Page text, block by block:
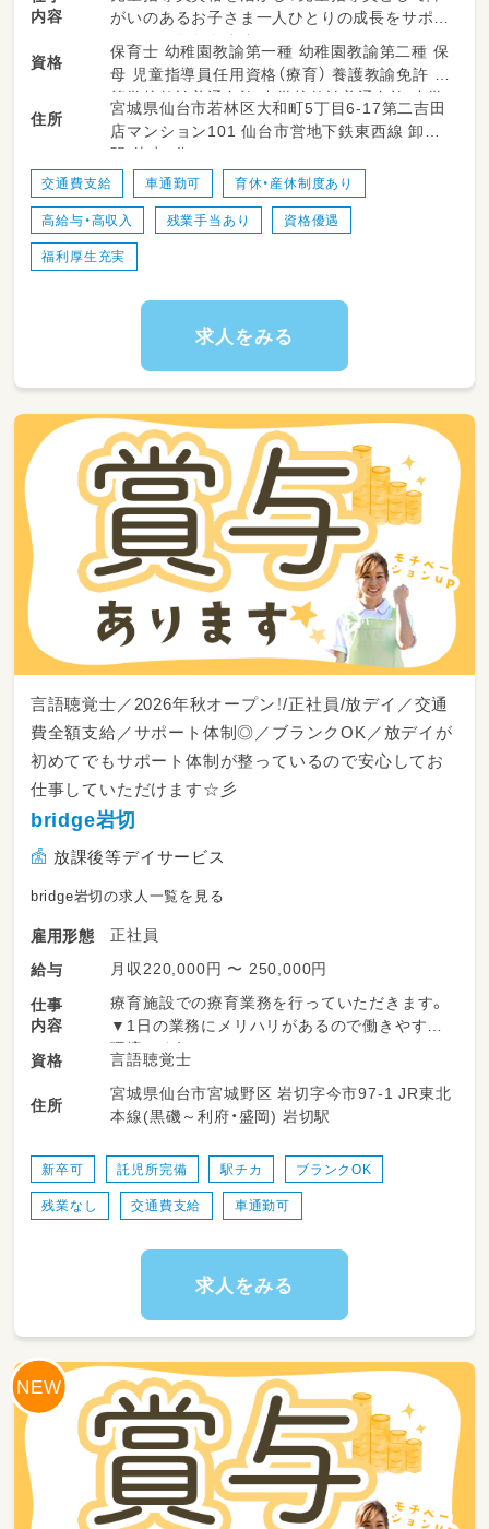
内容
がいのあるお子さま一人ひとりの成長をサポー
トしていただきます。
具体的には…
お子さま一人ひとりに合わせた療育支援
遊びや学習、運動を通した成長のサポート
ンなど）の支援
集団活動やレクリエーションの企画・運営
学校・ご自宅への送迎業務
保護者様との情報共有・相談対応
活動記録などの簡単な事務作業
です！ 一人ひとりの成長を近くで感じられる、
やりがいのあるお仕事です(^^)/
資格
保育士 幼稚園教諭第一種 幼稚園教諭第二種 保
母 児童指導員任用資格（療育） 養護教諭免許 高
等学校教諭普通免許 中学校教諭普通免許 小学
校教諭普通免許 社会福祉士 相談支援専門員 言
語聴覚士 作業療法士 理学療法士 心理士 精神
保健福祉士
住所
宮城県仙台市若林区大和町5丁目6-17第二吉田
店マンション101 仙台市営地下鉄東西線 卸町
駅 徒歩4分
交通費支給 車通勤可 育休・産休制度あり
高給与・高収入 残業手当あり 資格優遇
福利厚生充実
求人をみる
言語聴覚士／2026年秋オープン！/正社員/放デイ／交通
費全額支給／サポート体制◎／ブランクOK／放デイが
初めてでもサポート体制が整っているので安心してお
仕事していただけます☆彡
bridge岩切
放課後等デイサービス
bridge岩切の求人一覧を見る
雇用形態
正社員
給与
月収220,000円 〜 250,000円
仕事
内容
療育施設での療育業務を行っていただきます。
▼1日の業務にメリハリがあるので働きやすい
環境です！
＜一日の流れ＞
◎平日の放課後利用
14：30～送迎出発で各学校お迎え
15：30～支援時間
17：00～ご自宅まで送迎
8：45～朝礼・申し送り・受入れ準備
9：00～ご自宅にお迎え
12：00～昼食
13：00～日中活動
16：00～ご自宅まで送迎
17：15～片づけ、終礼、記録などの業務
資格 言語聴覚士
住所
宮城県仙台市宮城野区 岩切字今市97-1 JR東北
本線(黒磯～利府・盛岡) 岩切駅
新卒可 託児所完備 駅チカ ブランクOK
残業なし 交通費支給 車通勤可
求人をみる